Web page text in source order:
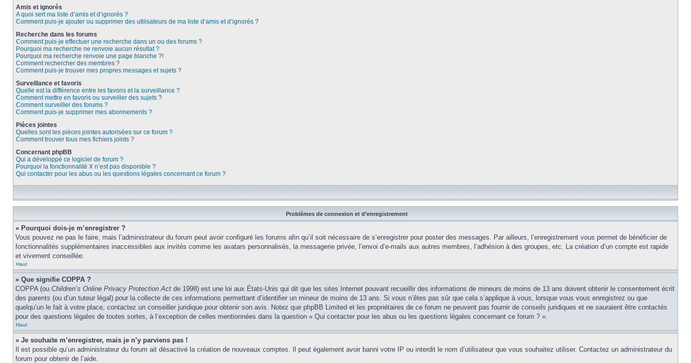
Amis et ignorés
A quoi sert ma liste d’amis et d’ignorés ?
Comment puis-je ajouter ou supprimer des utilisateurs de ma liste d’amis et d’ignorés ?
Recherche dans les forums
Comment puis-je effectuer une recherche dans un ou des forums ?
Pourquoi ma recherche ne renvoie aucun résultat ?
Pourquoi ma recherche renvoie une page blanche ?!
Comment rechercher des membres ?
Comment puis-je trouver mes propres messages et sujets ?
Surveillance et favoris
Quelle est la différence entre les favoris et la surveillance ?
Comment mettre en favoris ou surveiller des sujets ?
Comment surveiller des forums ?
Comment puis-je supprimer mes abonnements ?
Pièces jointes
Quelles sont les pièces jointes autorisées sur ce forum ?
Comment trouver tous mes fichiers joints ?
Concernant phpBB
Qui a développé ce logiciel de forum ?
Pourquoi la fonctionnalité X n’est pas disponible ?
Qui contacter pour les abus ou les questions légales concernant ce forum ?
Problèmes de connexion et d’enregistrement
» Pourquoi dois-je m’enregistrer ?
Vous pouvez ne pas le faire, mais l’administrateur du forum peut avoir configuré les forums afin qu’il soit nécessaire de s’enregistrer pour poster des messages. Par ailleurs, l’enregistrement vous permet de bénéficier de
fonctionnalités supplémentaires inaccessibles aux invités comme les avatars personnalisés, la messagerie privée, l’envoi d’e-mails aux autres membres, l’adhésion à des groupes, etc. La création d’un compte est rapide
et vivement conseillée.
Haut
» Que signifie COPPA ?
COPPA (ou Children’s Online Privacy Protection Act de 1998) est une loi aux États-Unis qui dit que les sites Internet pouvant recueillir des informations de mineurs de moins de 13 ans doivent obtenir le consentement écrit
des parents (ou d’un tuteur légal) pour la collecte de ces informations permettant d’identifier un mineur de moins de 13 ans. Si vous n’êtes pas sûr que cela s’applique à vous, lorsque vous vous enregistrez ou que
quelqu’un le fait à votre place, contactez un conseiller juridique pour obtenir son avis. Notez que phpBB Limited et les propriétaires de ce forum ne peuvent pas fournir de conseils juridiques et ne sauraient être contactés
pour des questions légales de toutes sortes, à l’exception de celles mentionnées dans la question « Qui contacter pour les abus ou les questions légales concernant ce forum ? ».
Haut
» Je souhaite m’enregistrer, mais je n’y parviens pas !
Il est possible qu’un administrateur du forum ait désactivé la création de nouveaux comptes. Il peut également avoir banni votre IP ou interdit le nom d’utilisateur que vous souhaitez utiliser. Contactez un administrateur du
forum pour obtenir de l’aide.